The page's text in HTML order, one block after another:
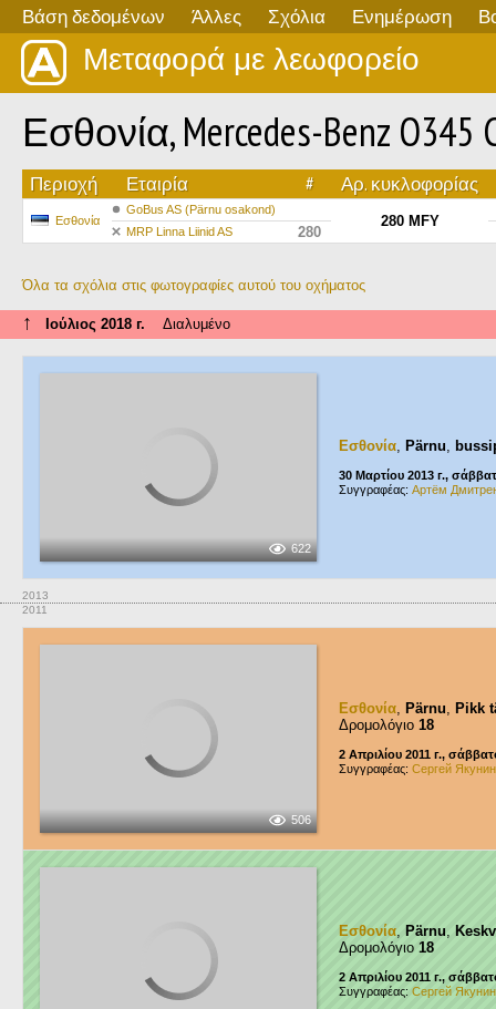
Βάση δεδομένων Άλλες Σχόλια Ενημέρωση
Μεταφορά με λεωφορείο
Εσθονία, Mercedes-Benz O345
Περιοχή Εταιρία # Αρ. κυκλοφορίας
Εσθονία
GoBus AS (Pärnu osakond)
280 MFY
MRP Linna Liinid AS 280
Όλα τα σχόλια στις φωτογραφίες αυτού του οχήματος
↑ Ιούλιος 2018 г. Διαλυμένο
622
Εσθονία, Pärnu,
30 Μαρτίου 2013 г.,
Συγγραφέας: Артём
2013
2011
506
Εσθονία, Pärnu, Pikk
Δρομολόγιο 18
2 Απριλίου 2011 г.,
Συγγραφέας: Сергей Якунин
Εσθονία, Pärnu,
Δρομολόγιο 18
2 Απριλίου 2011 г.,
Συγγραφέας: Сергей Якунин